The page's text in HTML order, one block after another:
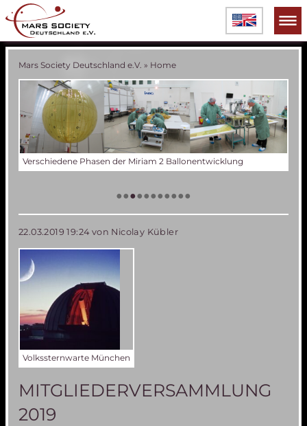
Mars Society Deutschland e.V. » Home
Verschiedene Phasen der Miriam 2 Ballonentwicklung
•••••••••••
22.03.2019 19:24von Nicolay Kübler
Volkssternwarte München
MITGLIEDERVERSAMMLUNG
2019